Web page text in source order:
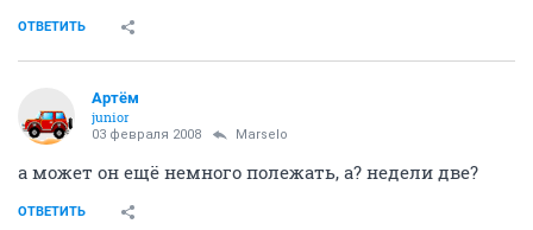
ОТВЕТИТЬ
Артём
juniоr
03 февраля 2008 Marselo
а может он ещё немного полежать, а? недели две?
ОТВЕТИТЬ